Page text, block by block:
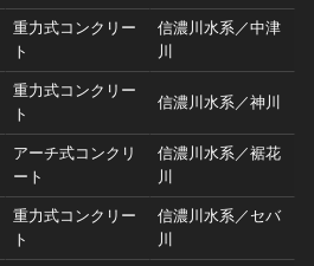
重力式コンクリー
ト
信濃川水系／中津
川
重力式コンクリー
ト
信濃川水系／神川
アーチ式コンクリ
ート
信濃川水系／裾花
川
重力式コンクリー
ト
信濃川水系／セバ
川